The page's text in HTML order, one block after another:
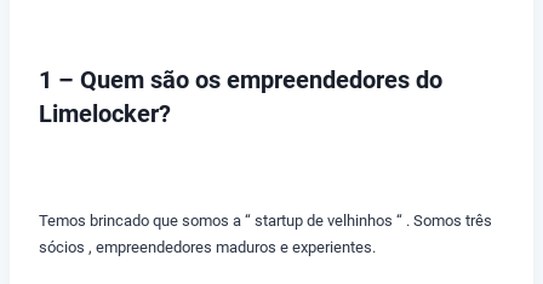
1 – Quem são os empreendedores do
Limelocker?
Temos brincado que somos a “ startup de velhinhos “ . Somos três
sócios , empreendedores maduros e experientes.